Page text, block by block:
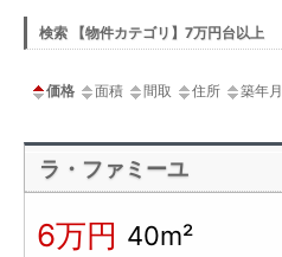
検索 【物件カテゴリ】7万円台以上
価格 面積 間取 住所 築年月
ラ・ファミーユ
6万円 40m²